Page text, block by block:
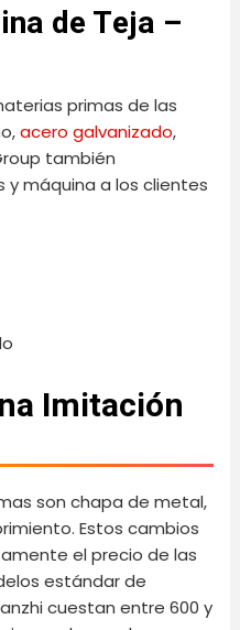
de Teja –
primas de las
acero galvanizado,
también
y máquina a los clientes
Imitación
son chapa de metal,
Estos cambios
el precio de las
estándar de
cuestan entre 600 y